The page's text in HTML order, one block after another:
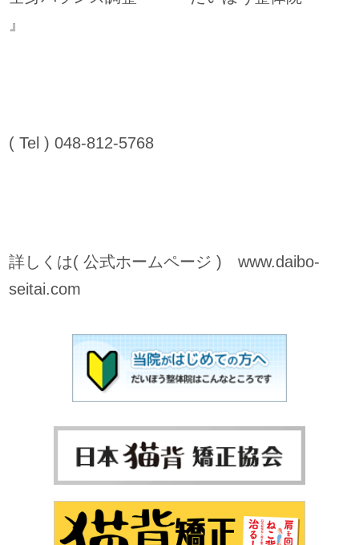
』
( Tel ) 048-812-5768
詳しくは( 公式ホームページ ) www.daibo-
seitai.com